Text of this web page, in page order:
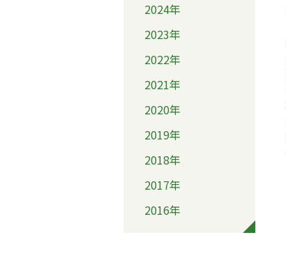
2024年
2023年
2022年
2021年
2020年
2019年
2018年
2017年
2016年